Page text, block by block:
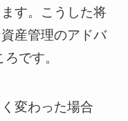
す。こうした将
産管理のアドバ
です。
変わった場合